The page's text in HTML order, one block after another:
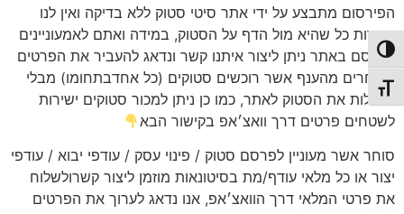
הפעל/כבה ניגודיות גבוהה
מתג גודל גופן
הפירסום מתבצע על ידי אתר סיטי סטוק ללא בדיקה ואין לנו
הכירות כל שהיא מול הדף על הסטוק, במידה ואתם לאמעוניינים
לפרסם באתר ניתן ליצור איתנו קשר ונדאג להעביר את הפרטים
לסוחרים מהענף אשר רוכשים סטוקים (כל אחדבתחומו) מבלי
להעלות את הסטוק לאתר, כמו כן ניתן למכור סטוקים ישירות
לשטחים פרטים דרך וואצ׳אפ בקישור הבא
סוחר אשר מעוניין לפרסם סטוק / פינוי עסק / עודפי יבוא / עודפי
יצור או כל מלאי עודף/מת בסיטונאות מוזמן ליצור קשרולשלוח
את פרטי המלאי דרך הוואצ׳אפ, אנו נדאג לערוך את הפרטים